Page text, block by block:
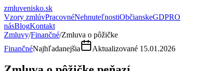
zmluvenisko.sk
Vzory zmlúvPracovnéNehnuteľnostiObčianskeGDPRO
násBlogKontakt
Zmluvy/Finančné/Zmluva o pôžičke
FinančnéNajhľadanejšia Aktualizované 15.01.2026